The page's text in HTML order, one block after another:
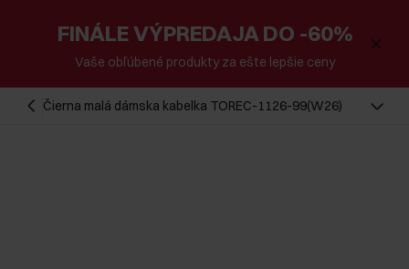
FINÁLE VÝPREDAJA DO -60%
Vaše obľúbené produkty za ešte lepšie ceny
Čierna malá dámska kabelka TOREC-1126-99(W26)